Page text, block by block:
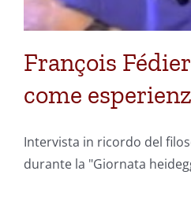
François
come
Intervista in ricordo del
durante la "Giornata